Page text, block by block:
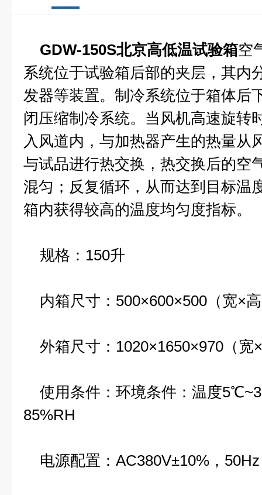
GDW-150S北京高低温试验箱空
系统位于试验箱后部的夹层，其内
发器等装置。制冷系统位于箱体后
闭压缩制冷系统。当风机高速旋转
入风道内，与加热器产生的热量从
与试品进行热交换，热交换后的空
混匀；反复循环，从而达到目标温
箱内获得较高的温度均匀度指标。
规格：150升
内箱尺寸：500×600×500（宽×
外箱尺寸：1020×1650×970（宽
使用条件：环境条件：温度
85%RH
电源配置：AC380V±10%，50Hz